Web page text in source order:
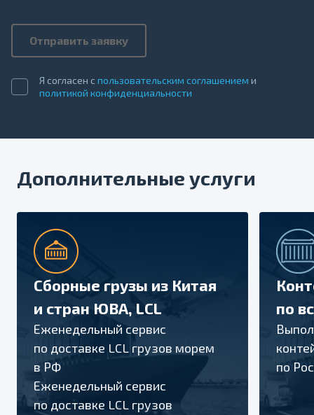
Отправить заявку
Я согласен с пользовательским соглашением и
политикой конфиденциальности
Дополнительные услуги
Сборные грузы из Китая
и стран ЮВА, LCL
Еженедельный сервис
по доставке LCL грузов морем
в РФ
Еженедельный сервис
по доставке LCL грузов
по
по